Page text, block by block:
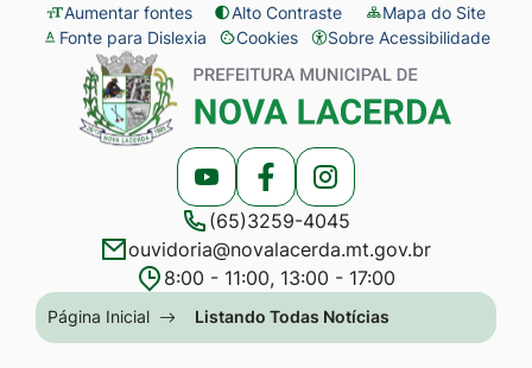
Seção
de
atalhos
acessibilidade
Ir
para
conteúdo
menu
[alt+2]
Aumentar fontes Alto Contraste
Mapa do Site
Fonte para Dislexia
Cookies
Abrir
preferências
de
cookies
Sobre Acessibilidade
Seção
menu
Acessar
a
Rede
Social
Acessar
a
Rede
Social
Acessar
a
Rede
Social
(65)3259-4045
ouvidoria@novalacerda.mt.gov.br
8:00 - 11:00, 13:00 - 17:00
Seção
do
Página Inicial Listando Todas Notícias